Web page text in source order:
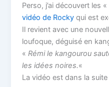
Perso, j’ai découvert les
vidéo de Rocky qui est
Il revient avec une
loufoque, déguisé en
«Rémi le kangourou
les idées noires.«
La vidéo est dans la